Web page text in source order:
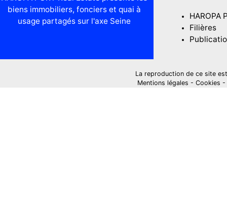
biens immobiliers, fonciers et quai à
usage partagés sur l'axe Seine
HAROPA
Filières
La reproduction de ce site
Mentions légales - Cookies -